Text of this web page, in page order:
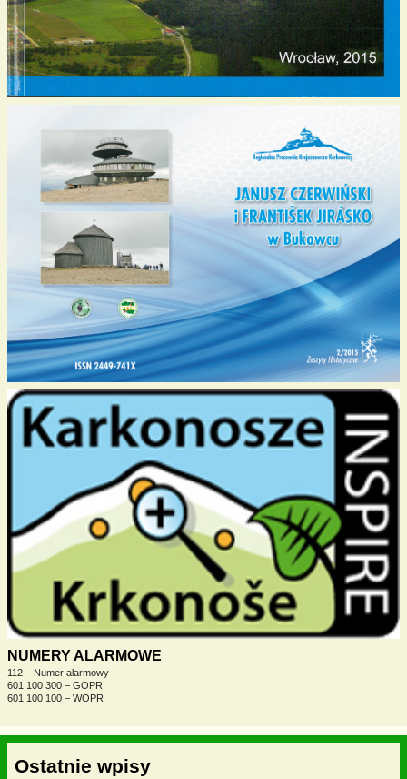
NUMERY ALARMOWE
112 – Numer alarmowy
601 100 300 – GOPR
601 100 100 – WOPR
Ostatnie wpisy